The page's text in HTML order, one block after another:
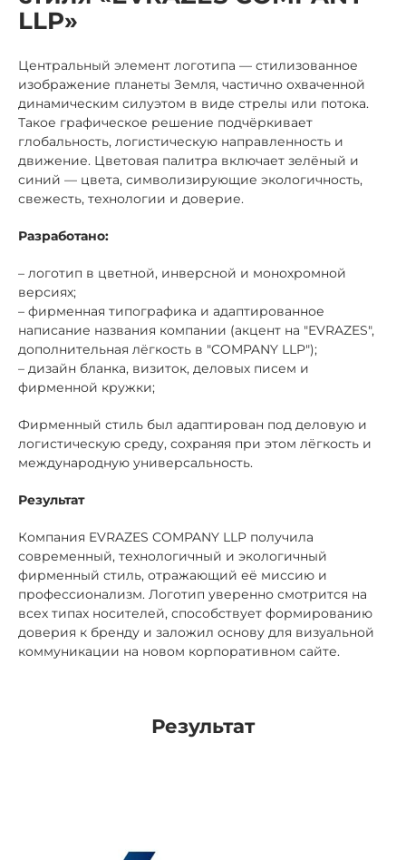
LLP»
Центральный элемент логотипа — стилизованное
изображение планеты Земля, частично охваченной
динамическим силуэтом в виде стрелы или потока.
Такое графическое решение подчёркивает
глобальность, логистическую направленность и
движение. Цветовая палитра включает зелёный и
синий — цвета, символизирующие экологичность,
свежесть, технологии и доверие.
Разработано:
– логотип в цветной, инверсной и монохромной
версиях;
– фирменная типографика и адаптированное
написание названия компании (акцент на "EVRAZES",
дополнительная лёгкость в "COMPANY LLP");
– дизайн бланка, визиток, деловых писем и
фирменной кружки;
Фирменный стиль был адаптирован под деловую и
логистическую среду, сохраняя при этом лёгкость и
международную универсальность.
Результат
Компания EVRAZES COMPANY LLP получила
современный, технологичный и экологичный
фирменный стиль, отражающий её миссию и
профессионализм. Логотип уверенно смотрится на
всех типах носителей, способствует формированию
доверия к бренду и заложил основу для визуальной
коммуникации на новом корпоративном сайте.
Результат